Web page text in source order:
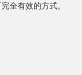
全有效的方式。